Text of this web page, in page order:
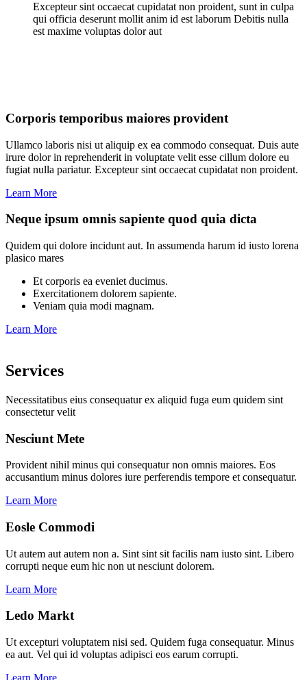
Excepteur sint occaecat cupidatat non proident, sunt in culpa
qui officia deserunt mollit anim id est laborum Debitis nulla
est maxime voluptas dolor aut
Corporis temporibus maiores provident
Ullamco laboris nisi ut aliquip ex ea commodo consequat. Duis aute
irure dolor in reprehenderit in voluptate velit esse cillum dolore eu
fugiat nulla pariatur. Excepteur sint occaecat cupidatat non proident.
Learn More
Neque ipsum omnis sapiente quod quia dicta
Quidem qui dolore incidunt aut. In assumenda harum id iusto lorena
plasico mares
Et corporis ea eveniet ducimus.
Exercitationem dolorem sapiente.
Veniam quia modi magnam.
Learn More
Services
Necessitatibus eius consequatur ex aliquid fuga eum quidem sint
consectetur velit
Nesciunt Mete
Provident nihil minus qui consequatur non omnis maiores. Eos
accusantium minus dolores iure perferendis tempore et consequatur.
Learn More
Eosle Commodi
Ut autem aut autem non a. Sint sint sit facilis nam iusto sint. Libero
corrupti neque eum hic non ut nesciunt dolorem.
Learn More
Ledo Markt
Ut excepturi voluptatem nisi sed. Quidem fuga consequatur. Minus
ea aut. Vel qui id voluptas adipisci eos earum corrupti.